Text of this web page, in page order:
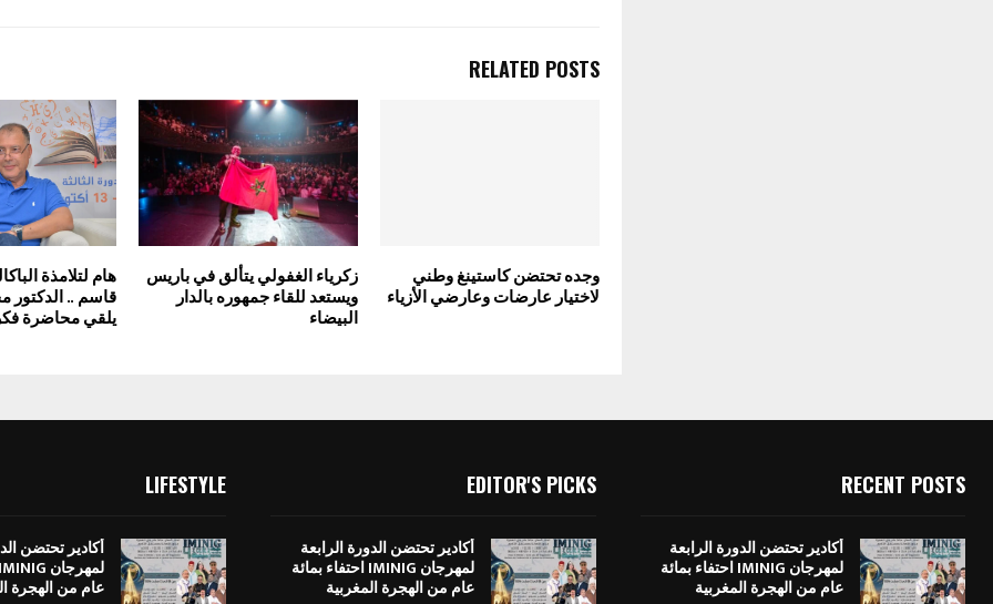
RELATED POSTS
وجده تحتضن كاستينغ وطني
لاختيار عارضات وعارضي الأزياء
زكرياء الغفولي يتألق في باريس
ويستعد للقاء جمهوره بالدار
البيضاء
هام لتلامذة
قاسم .. الدكتور
يلقي محاضرة
RECENT POSTS
أكادير تحتضن الدورة الرابعة
لمهرجان IMINIG احتفاء بمائة
عام من الهجرة المغربية
EDITOR'S PICKS
أكادير تحتضن الدورة الرابعة
لمهرجان IMINIG احتفاء بمائة
عام من الهجرة المغربية
LIFESTYLE
أكادير تحتضن
عام من الهجرة